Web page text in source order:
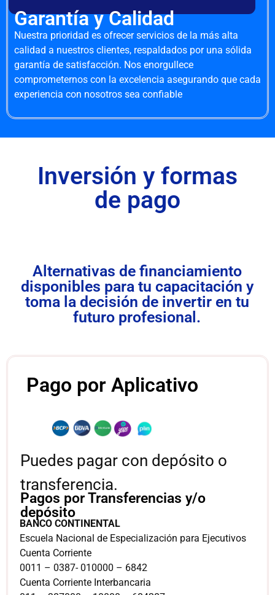
Garantía y Calidad
Nuestra prioridad es ofrecer servicios de la más alta
calidad a nuestros clientes, respaldados por una sólida
garantía de satisfacción. Nos enorgullece
comprometernos con la excelencia asegurando que cada
experiencia con nosotros sea confiable
Inversión y formas
de pago
Alternativas de financiamiento
disponibles para tu capacitación y
toma la decisión de invertir en tu
futuro profesional.
Pago por Aplicativo
Puedes pagar con depósito o
transferencia.
BANCO CONTINENTAL
Escuela Nacional de Especialización para Ejecutivos
Cuenta Corriente
0011 – 0387- 010000 – 6842
Cuenta Corriente Interbancaria
Pagos por Transferencias y/o
depósito